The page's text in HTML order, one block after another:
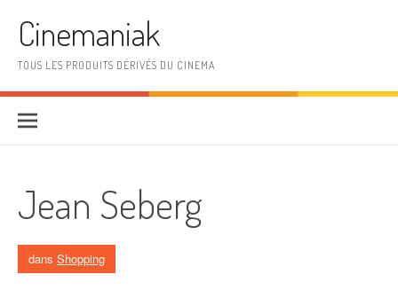
Cinemaniak
TOUS LES PRODUITS DÉRIVÉS DU CINEMA
Jean Seberg
dans Shopping